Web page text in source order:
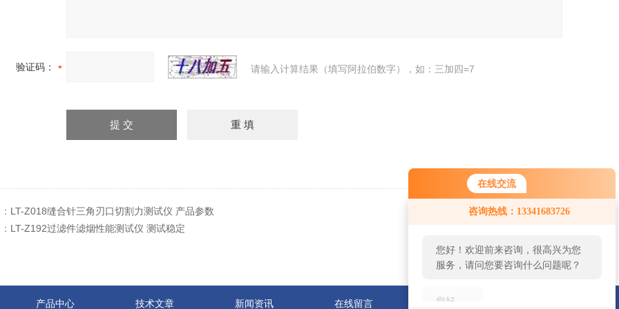
在线交流
咨询热线：13341683726
您好！欢迎前来咨询，很高兴为您
服务，请问您要咨询什么问题呢？
您好，看您停留很久了，是否找到
了需求产品，您可以直接在线与我
验证码： 请输入计算结果（填写阿拉伯数字），如：三加四=7
LT-Z018缝合针三角刃口切割力测试仪 产品参数
LT-Z192过滤件滤烟性能测试仪 测试稳定
返回
产品中心 技术文章 新闻资讯 在线留言 联系我们